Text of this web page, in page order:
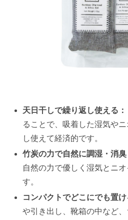
天日干しで繰り返し使える：
ることで、吸着した湿気や
し使えて経済的です。
竹炭の力で自然に調湿・消臭
自然の力で優しく湿気とニ
す。
コンパクトでどこにでも置け
や引き出し、靴箱の中など